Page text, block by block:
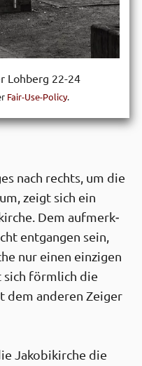
Lohberg 22-24
Fair-Use-Policy.
nach rechts, um die
zeigt sich ein
Dem aufmerk­
ent­gangen sein,
nur einen einzigen
sich förmlich die
dem anderen Zeiger
Jakobi­kirche die